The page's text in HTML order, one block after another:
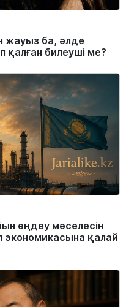
жауыз ба, әлде
қалған билеуші ме?
өңдеу мәселесін
экономикасына қалай